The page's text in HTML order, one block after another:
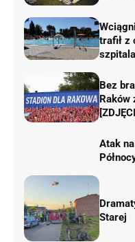
trafił z
szpitala
Bez
Raków
Atak
Starej